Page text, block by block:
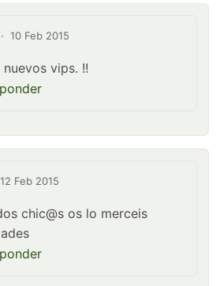
· 10 Feb 2015
vips. !!
12 Feb 2015
chic@s os lo merceis